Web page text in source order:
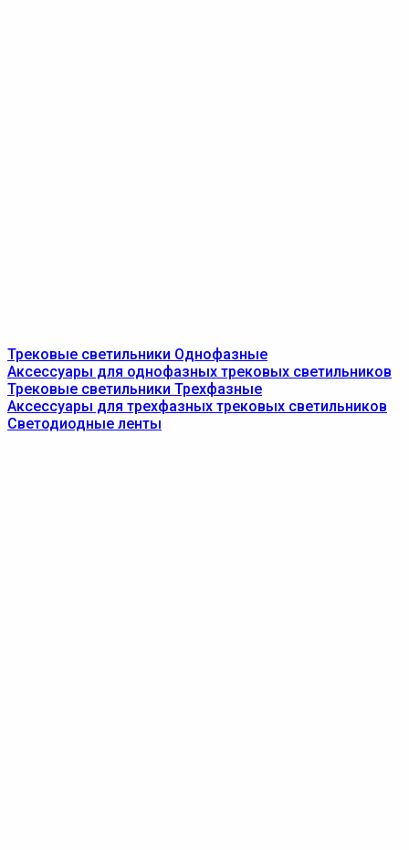
Трековые светильники Однофазные
Аксессуары для однофазных трековых светильников
Трековые светильники Трехфазные
Аксессуары для трехфазных трековых светильников
Светодиодные ленты